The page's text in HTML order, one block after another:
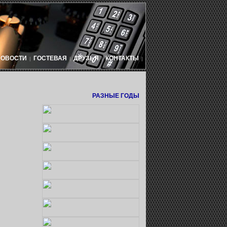
| ГОСТЕВАЯ | ДРУЗЬЯ |КОНТАКТЫ|
РАЗНЫЕ ГОДЫ